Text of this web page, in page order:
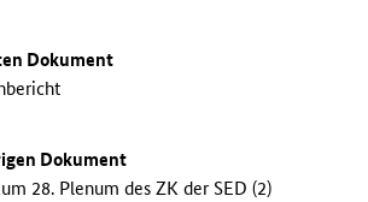
Dokument
Dokument
28. Plenum des ZK der SED (2)